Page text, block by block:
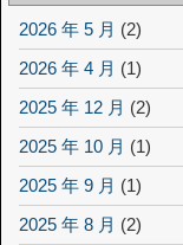
2026 年 5 月 (2)
2026 年 4 月 (1)
2025 年 12 月 (2)
2025 年 10 月 (1)
2025 年 9 月 (1)
2025 年 8 月 (2)